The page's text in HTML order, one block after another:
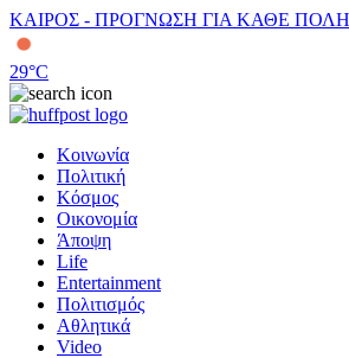
ΚΑΙΡΟΣ - ΠΡΟΓΝΩΣΗ ΓΙΑ ΚΑΘΕ ΠΟΛΗ
29°C
Κοινωνία
Πολιτική
Κόσμος
Οικονομία
Άποψη
Life
Entertainment
Πολιτισμός
Αθλητικά
Video